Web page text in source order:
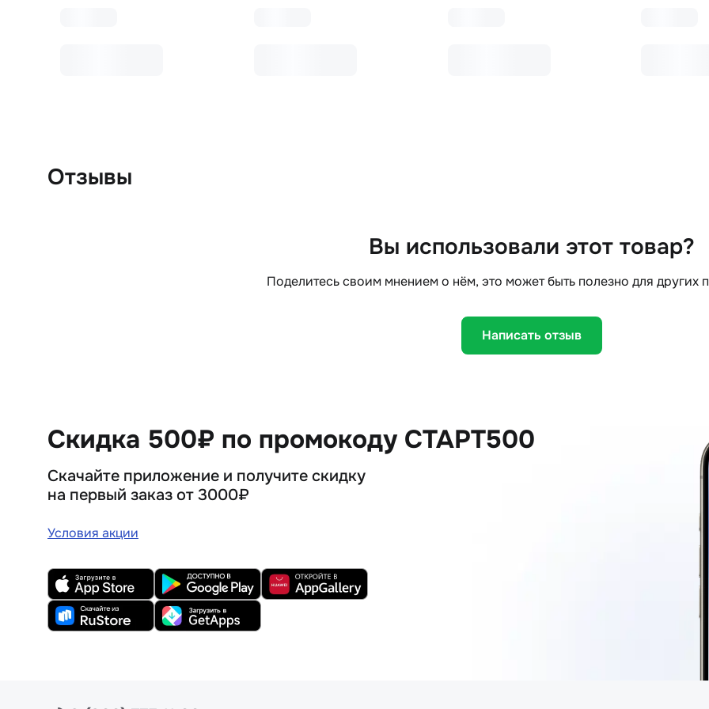
Отзывы
Вы использовали этот товар?
Поделитесь своим мнением о нём, это может быть полезно для других
Написать отзыв
Скидка 500₽ по промокоду СТАРТ500
Скачайте приложение и получите скидку
на первый заказ от 3000₽
Условия акции